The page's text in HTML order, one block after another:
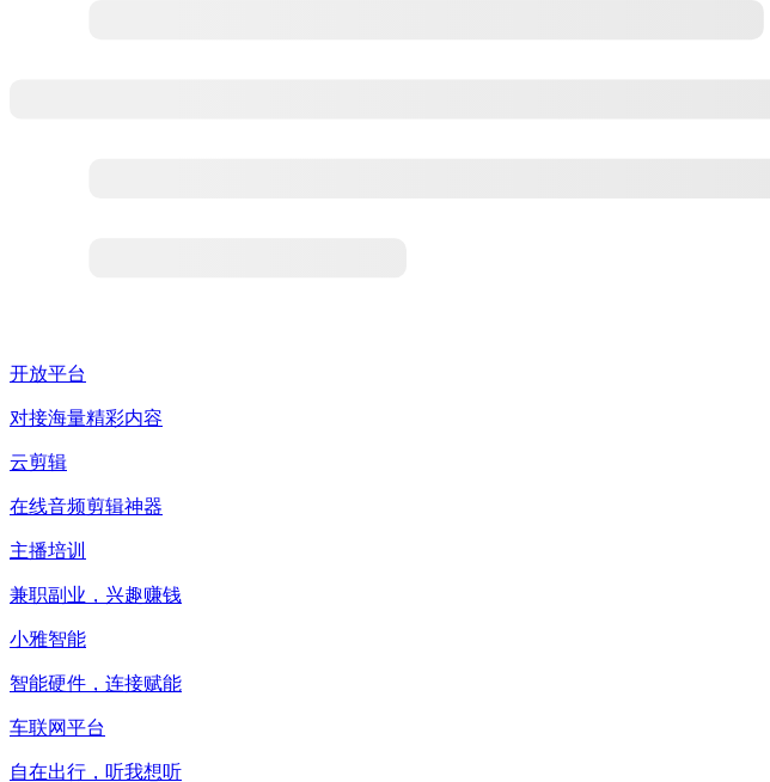
开放平台
对接海量精彩内容
云剪辑
在线音频剪辑神器
主播培训
兼职副业，兴趣赚钱
小雅智能
智能硬件，连接赋能
车联网平台
自在出行，听我想听